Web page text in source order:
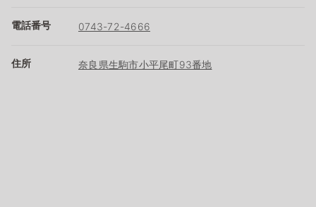
電話番号 0743-72-4666
住所 奈良県生駒市小平尾町93番地